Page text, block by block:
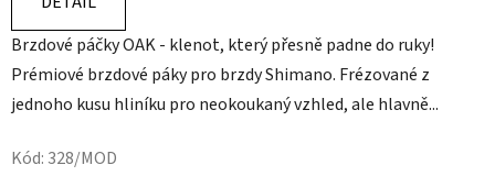
Brzdové páčky OAK - klenot, který přesně padne do ruky!
Prémiové brzdové páky pro brzdy Shimano. Frézované z
jednoho kusu hliníku pro neokoukaný vzhled, ale hlavně...
Kód: 328/MOD